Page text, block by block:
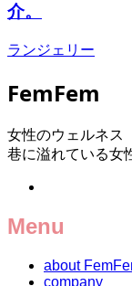
介。
ランジェリー
FemFem
女性のウェルネス
巷に溢れている女
Menu
about
company